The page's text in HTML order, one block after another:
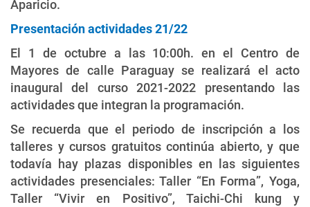
Aparicio.
Presentación actividades 21/22
El 1 de octubre a las 10:00h. en el Centro de
Mayores de calle Paraguay se realizará el acto
inaugural del curso 2021-2022 presentando las
actividades que integran la programación.
Se recuerda que el periodo de inscripción a los
talleres y cursos gratuitos continúa abierto, y que
todavía hay plazas disponibles en las siguientes
actividades presenciales: Taller “En Forma”, Yoga,
Taller “Vivir en Positivo”, Taichi-Chi kung y